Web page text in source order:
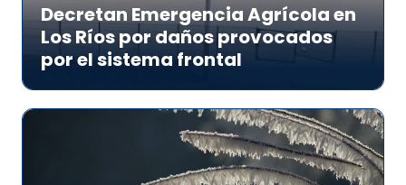
Decretan Emergencia Agrícola en
Los Ríos por daños provocados
por el sistema frontal